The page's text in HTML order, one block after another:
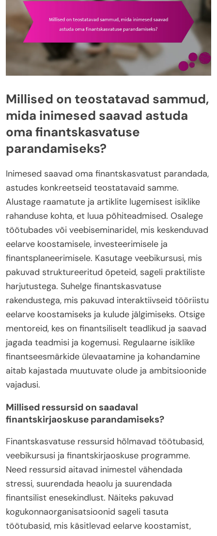
Millised on teostatavad sammud,
mida inimesed saavad astuda
oma finantskasvatuse
parandamiseks?
Inimesed saavad oma finantskasvatust parandada,
astudes konkreetseid teostatavaid samme.
Alustage raamatute ja artiklite lugemisest isiklike
rahanduse kohta, et luua põhiteadmised. Osalege
töötubades või veebiseminaridel, mis keskenduvad
eelarve koostamisele, investeerimisele ja
finantsplaneerimisele. Kasutage veebikursusi, mis
pakuvad struktureeritud õpeteid, sageli praktiliste
harjutustega. Suhelge finantskasvatuse
rakendustega, mis pakuvad interaktiivseid tööriistu
eelarve koostamiseks ja kulude jälgimiseks. Otsige
mentoreid, kes on finantsiliselt teadlikud ja saavad
jagada teadmisi ja kogemusi. Regulaarne isiklike
finantseesmärkide ülevaatamine ja kohandamine
aitab kajastada muutuvate olude ja ambitsioonide
vajadusi.
Millised ressursid on saadaval
finantskirjaoskuse parandamiseks?
Finantskasvatuse ressursid hõlmavad töötubasid,
veebikursusi ja finantskirjaoskuse programme.
Need ressursid aitavad inimestel vähendada
stressi, suurendada heaolu ja suurendada
finantsilist enesekindlust. Näiteks pakuvad
kogukonnaorganisatsioonid sageli tasuta
töötubasid, mis käsitlevad eelarve koostamist,